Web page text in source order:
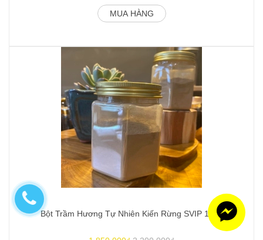
MUA HÀNG
Bột Trầm Hương Tự Nhiên Kiến Rừng SVIP 100g